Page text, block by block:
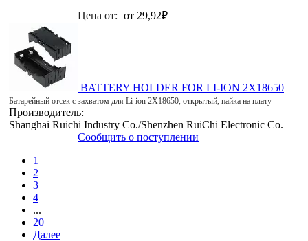
Цена от: от 29,92₽
BATTERY HOLDER FOR LI-ION 2X18650
Батарейный отсек с захватом для Li-ion 2X18650, открытый, пайка на плату
Производитель:
Shanghai Ruichi Industry Co./Shenzhen RuiChi Electronic Co.
Сообщить о поступлении
1
2
3
4
...
20
Далее